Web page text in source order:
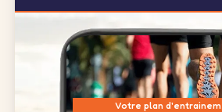
Votre plan